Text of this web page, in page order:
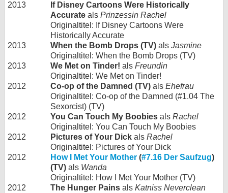
2013
If Disney Cartoons Were Historically
Accurate als Prinzessin Rachel
Originaltitel: If Disney Cartoons Were
Historically Accurate
2013
When the Bomb Drops (TV) als Jasmine
Originaltitel: When the Bomb Drops (TV)
2013
We Met on Tinder! als Freundin
Originaltitel: We Met on Tinder!
2012
Co-op of the Damned (TV) als Ehefrau
Originaltitel: Co-op of the Damned (#1.04 The
Sexorcist) (TV)
2012
You Can Touch My Boobies als Rachel
Originaltitel: You Can Touch My Boobies
2012
Pictures of Your Dick als Rachel
Originaltitel: Pictures of Your Dick
2012
How I Met Your Mother (#7.16 Der Saufzug)
(TV) als Wanda
Originaltitel: How I Met Your Mother (TV)
2012
The Hunger Pains als Katniss Neverclean